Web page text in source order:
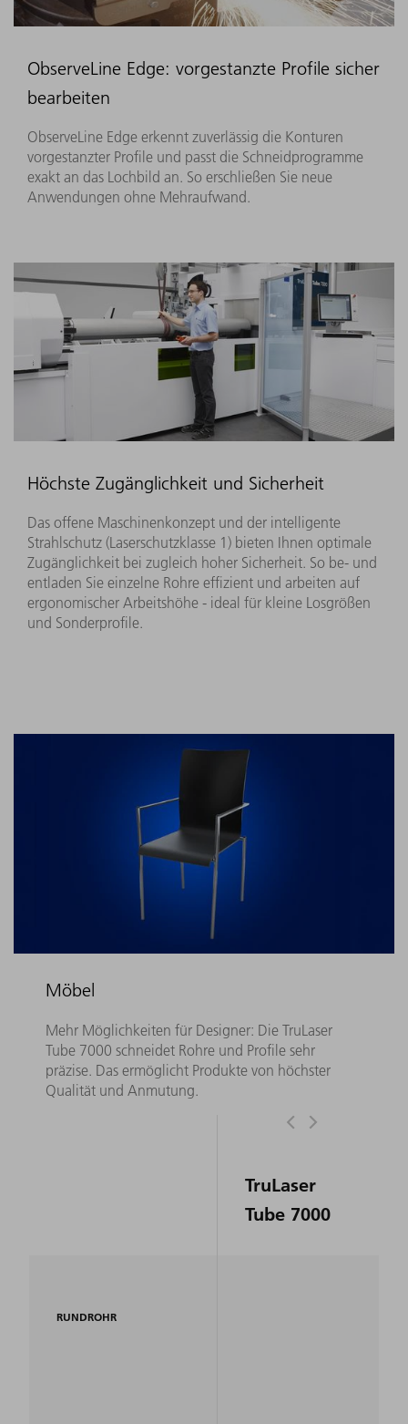
ObserveLine Edge: vorgestanzte Profile sicher
bearbeiten​
ObserveLine Edge erkennt zuverlässig die Konturen
vorgestanzter Profile und passt die Schneidprogramme
exakt an das Lochbild an. So erschließen Sie neue
Anwendungen ohne Mehraufwand.
Höchste Zugänglichkeit und Sicherheit
Das offene Maschinenkonzept und der intelligente
Strahlschutz (Laserschutzklasse 1) bieten Ihnen optimale
Zugänglichkeit bei zugleich hoher Sicherheit. So be- und
entladen Sie einzelne Rohre effizient und arbeiten auf
ergonomischer Arbeitshöhe - ideal für kleine Losgrößen
und Sonderprofile.
Möbel
Mehr Möglichkeiten für Designer: Die TruLaser
Tube 7000 schneidet Rohre und Profile sehr
präzise. Das ermöglicht Produkte von höchster
Qualität und Anmutung.
RUNDROHR
TruLaser
Tube 7000